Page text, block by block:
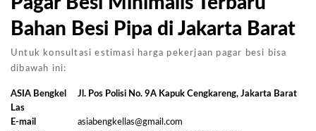
Bahan Besi Pipa di Jakarta Barat
Untuk konsultasi estimasi harga pekerjaan pagar besi bisa
dibawah ini:
ASIA Bengkel
Las
Jl. Pos Polisi No. 9A Kapuk Cengkareng, Jakarta Barat
E-mail
asiabengkellas@gmail.com